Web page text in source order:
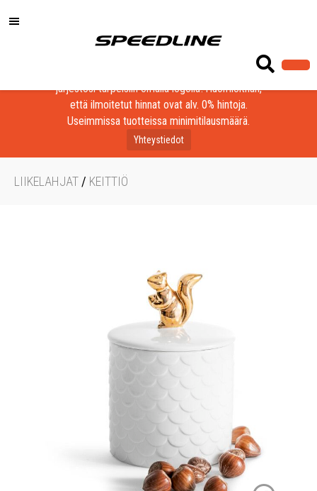
Löydä laadukkaat tuotteet yrityksesi, seurasi tai
järjestösi tarpeisiin omalla logolla! Huomioithan,
että ilmoitetut hinnat ovat alv. 0% hintoja.
Useimmissa tuotteissa minimitilausmäärä.
Yhteystiedot
LIIKELAHJAT / KEITTIÖ